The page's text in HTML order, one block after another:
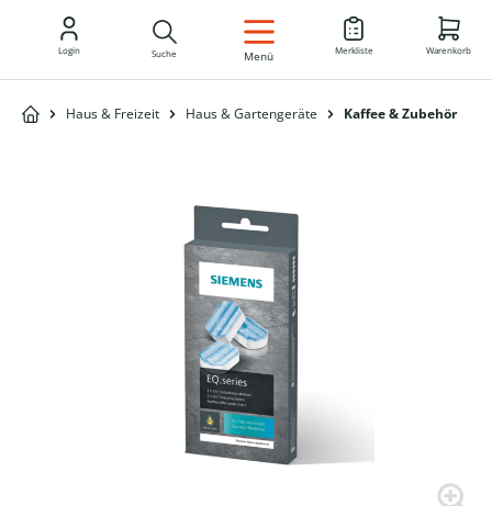
DE
Login Suche Menü Merkliste Warenkorb
Haus & Freizeit Haus & Gartengeräte Kaffee & Zubehör